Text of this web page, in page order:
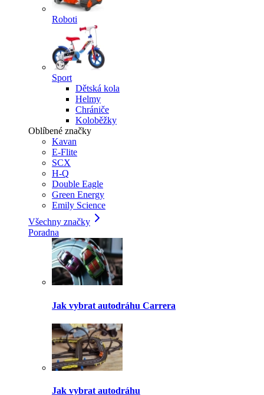
Roboti
Sport
Dětská kola
Helmy
Chrániče
Koloběžky
Oblíbené značky
Kavan
E-Flite
SCX
H-Q
Double Eagle
Green Energy
Emily Science
Všechny značky
Poradna
Jak vybrat autodráhu Carrera
Jak vybrat autodráhu